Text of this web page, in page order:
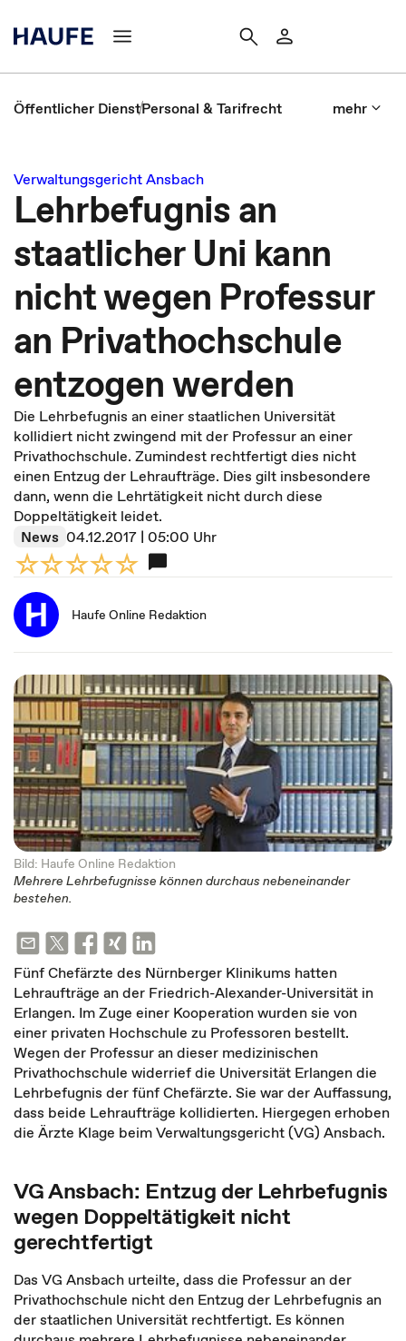
Öffentlicher DienstPersonal & Tarifrecht mehr
Verwaltungsgericht Ansbach
Lehrbefugnis an
staatlicher Uni kann
nicht wegen Professur
an Privathochschule
entzogen werden
Die Lehrbefugnis an einer staatlichen Universität
kollidiert nicht zwingend mit der Professur an einer
Privathochschule. Zumindest rechtfertigt dies nicht
einen Entzug der Lehraufträge. Dies gilt insbesondere
dann, wenn die Lehrtätigkeit nicht durch diese
Doppeltätigkeit leidet.
News 04.12.2017 | 05:00 Uhr
Haufe Online Redaktion
Bild: Haufe Online Redaktion
Mehrere Lehrbefugnisse können durchaus nebeneinander
bestehen.
Fünf Chefärzte des Nürnberger Klinikums hatten
Lehraufträge an der Friedrich-Alexander-Universität in
Erlangen. Im Zuge einer Kooperation wurden sie von
einer privaten Hochschule zu Professoren bestellt.
Wegen der Professur an dieser medizinischen
Privathochschule widerrief die Universität Erlangen die
Lehrbefugnis der fünf Chefärzte. Sie war der Auffassung,
dass beide Lehraufträge kollidierten. Hiergegen erhoben
die Ärzte Klage beim Verwaltungsgericht (VG) Ansbach.
VG Ansbach: Entzug der Lehrbefugnis
wegen Doppeltätigkeit nicht
gerechtfertigt
Das VG Ansbach urteilte, dass die Professur an der
Privathochschule nicht den Entzug der Lehrbefugnis an
der staatlichen Universität rechtfertigt. Es können